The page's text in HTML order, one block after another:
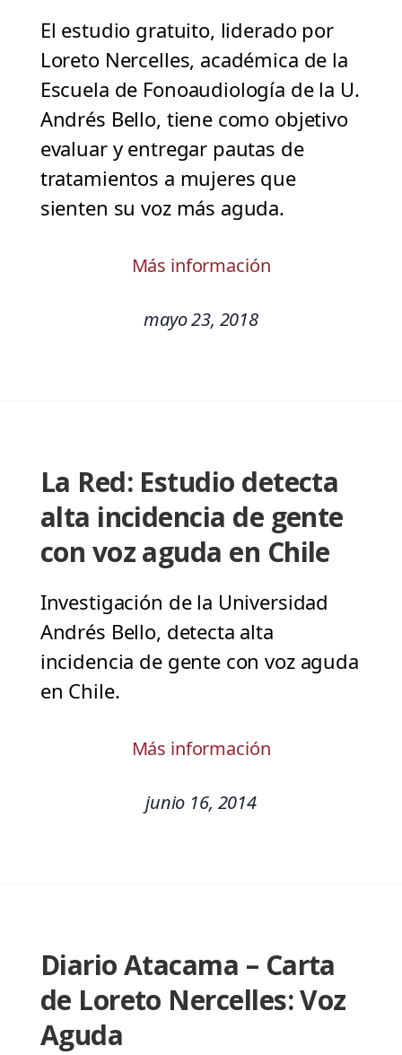
El estudio gratuito, liderado por
Loreto Nercelles, académica de la
Escuela de Fonoaudiología de la U.
Andrés Bello, tiene como objetivo
evaluar y entregar pautas de
tratamientos a mujeres que
sienten su voz más aguda.
Más información
mayo 23, 2018
La Red: Estudio detecta
alta incidencia de gente
con voz aguda en Chile
Investigación de la Universidad
Andrés Bello, detecta alta
incidencia de gente con voz aguda
en Chile.
Más información
junio 16, 2014
Diario Atacama – Carta
de Loreto Nercelles: Voz
Aguda